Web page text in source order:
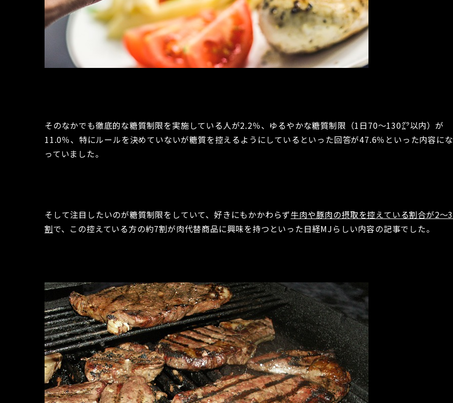
そのなかでも徹底的な糖質制限を実施している人が2.2％、ゆるやかな糖質制限（1日70～130㌘以内）が
11.0％、特にルールを決めていないが糖質を控えるようにしているといった回答が47.6％といった内容にな
っていました。
そして注目したいのが糖質制限をしていて、好きにもかかわらず牛肉や豚肉の摂取を控えている割合が2～3
割で、この控えている方の約7割が肉代替商品に興味を持つといった日経MJらしい内容の記事でした。